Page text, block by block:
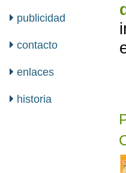
publicidad
contacto
enlaces
historia